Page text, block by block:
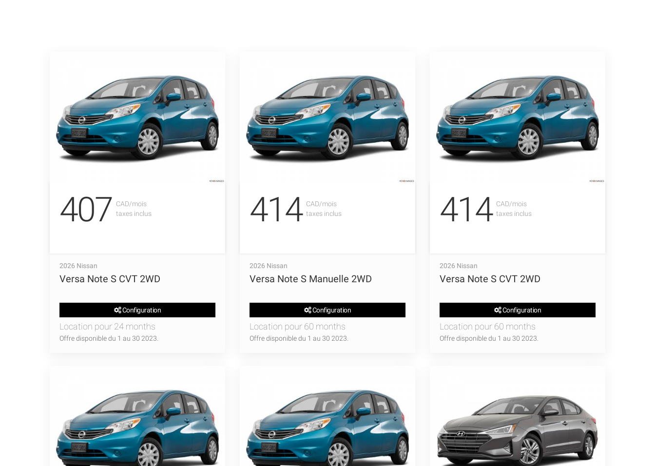
407 CAD/mois
taxes inclus
2026 Nissan
Versa Note S CVT 2WD
Configuration
Location pour 24 months
Offre disponible du 1 au 30 2023.
414 CAD/mois
taxes inclus
2026 Nissan
Versa Note S Manuelle 2WD
Configuration
Location pour 60 months
Offre disponible du 1 au 30 2023.
414 CAD/mois
taxes inclus
2026 Nissan
Versa Note S CVT 2WD
Configuration
Location pour 60 months
Offre disponible du 1 au 30 2023.